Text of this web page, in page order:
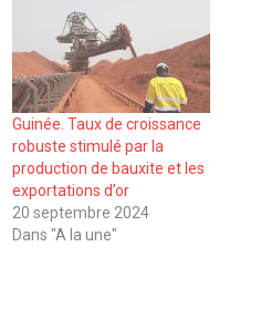
Guinée. Taux de croissance
robuste stimulé par la
production de bauxite et les
exportations d’or
20 septembre 2024
Dans "A la une"